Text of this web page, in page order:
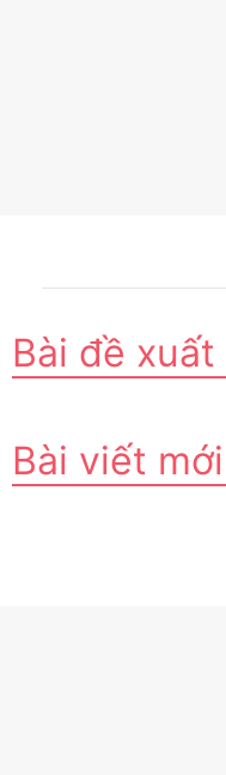
Bài đề xuất
Bài viết mới